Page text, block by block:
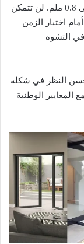
ومصنعة في مادة واحدة. سمكها هو فقط 0.6 إلى 0.8 ملم. لن تتمكن
اختبار الزمن
التشوه
النظر في شكله
المعايير الوطنية